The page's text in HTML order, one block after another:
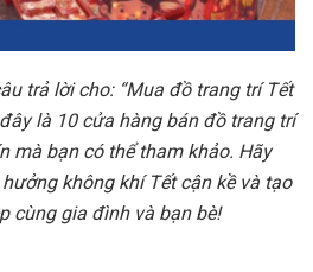
trả lời cho: “Mua đồ trang trí Tết
là 10 cửa hàng bán đồ trang trí
mà bạn có thể tham khảo. Hãy
không khí Tết cận kề và tạo
cùng gia đình và bạn bè!